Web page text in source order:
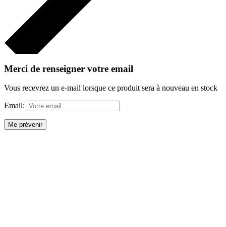
Merci de renseigner votre email
Vous recevrez un e-mail lorsque ce produit sera à nouveau en stock
Email:
Me prévenir